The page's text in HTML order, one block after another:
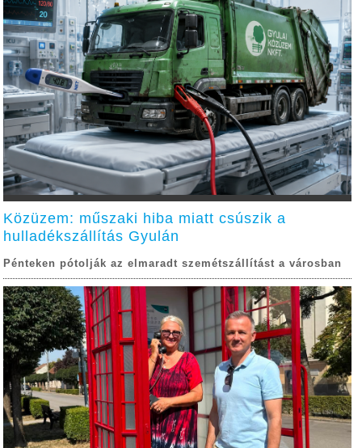
Közüzem: műszaki hiba miatt csúszik a
hulladékszállítás Gyulán
Pénteken pótolják az elmaradt szemétszállítást a városban